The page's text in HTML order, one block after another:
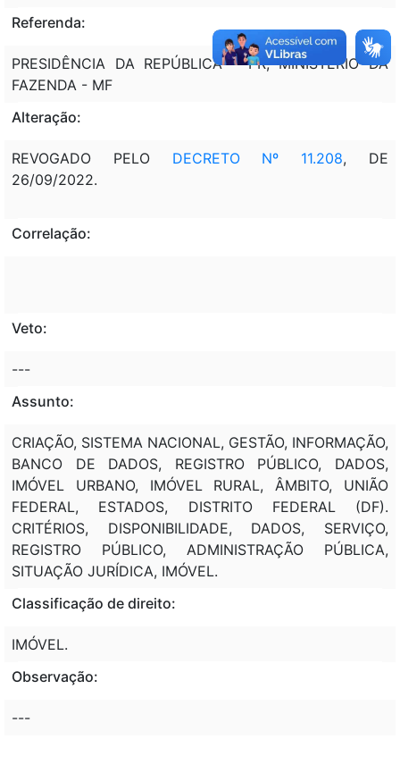
Referenda:
PRESIDÊNCIA DA REPÚBLICA - PR; MINISTÉRIO DA
FAZENDA - MF
Alteração:
REVOGADO PELO DECRETO Nº 11.208, DE
26/09/2022.
Correlação:
Veto:
---
Assunto:
CRIAÇÃO, SISTEMA NACIONAL, GESTÃO, INFORMAÇÃO,
BANCO DE DADOS, REGISTRO PÚBLICO, DADOS,
IMÓVEL URBANO, IMÓVEL RURAL, ÂMBITO, UNIÃO
FEDERAL, ESTADOS, DISTRITO FEDERAL (DF).
CRITÉRIOS, DISPONIBILIDADE, DADOS, SERVIÇO,
REGISTRO PÚBLICO, ADMINISTRAÇÃO PÚBLICA,
SITUAÇÃO JURÍDICA, IMÓVEL.
Classificação de direito:
IMÓVEL.
Observação:
---